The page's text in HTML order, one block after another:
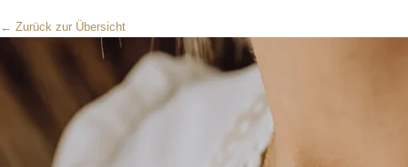
← Zurück zur Übersicht